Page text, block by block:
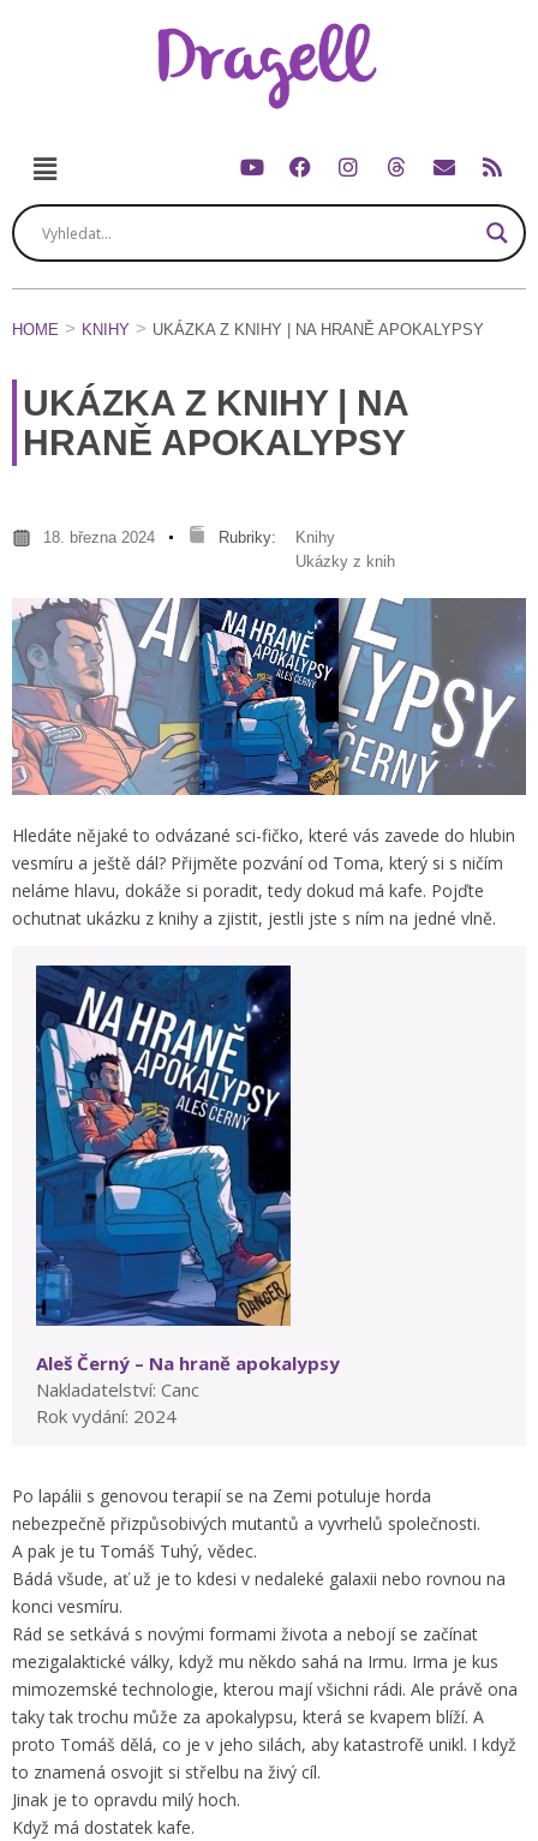
HOME KNIHY UKÁZKA Z KNIHY | NA HRANĚ APOKALYPSY
UKÁZKA Z KNIHY | NA
HRANĚ APOKALYPSY
18. března 2024 Rubriky:
Knihy
Ukázky z knih
Hledáte nějaké to odvázané sci-fičko, které vás zavede do hlubin
vesmíru a ještě dál? Přijměte pozvání od Toma, který si s ničím
neláme hlavu, dokáže si poradit, tedy dokud má kafe. Pojďte
ochutnat ukázku z knihy a zjistit, jestli jste s ním na jedné vlně.
Aleš Černý – Na hraně apokalypsy
Nakladatelství: Canc
Rok vydání: 2024
Po lapálii s genovou terapií se na Zemi potuluje horda
nebezpečně přizpůsobivých mutantů a vyvrhelů společnosti.
A pak je tu Tomáš Tuhý, vědec.
Bádá všude, ať už je to kdesi v nedaleké galaxii nebo rovnou na
konci vesmíru.
Rád se setkává s novými formami života a nebojí se začínat
mezigalaktické války, když mu někdo sahá na Irmu. Irma je kus
mimozemské technologie, kterou mají všichni rádi. Ale právě ona
taky tak trochu může za apokalypsu, která se kvapem blíží. A
proto Tomáš dělá, co je v jeho silách, aby katastrofě unikl. I když
to znamená osvojit si střelbu na živý cíl.
Jinak je to opravdu milý hoch.
Když má dostatek kafe.